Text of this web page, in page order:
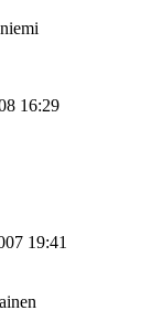
16:29
19:41